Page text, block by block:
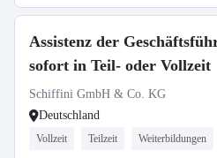
Assistenz der
sofort in Teil- oder Vollzeit
Schiffini GmbH & Co. KG
Deutschland
Vollzeit Teilzeit Weiterbildungen